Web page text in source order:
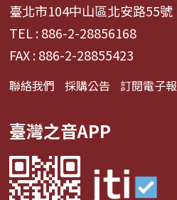
臺北市104中山區北安路55號
TEL : 886-2-28856168
FAX : 886-2-28855423
聯絡我們 採購公告 訂閱電子報
臺灣之音APP